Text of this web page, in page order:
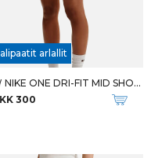
arlallit
W NIKE ONE DRI-FIT MID SHORT
300